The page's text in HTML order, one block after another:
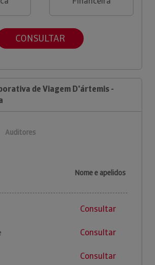
CONSULTAR
de Viagem D'ártemis -
Auditores
Nome e apelidos
Consultar
Consultar
Consultar